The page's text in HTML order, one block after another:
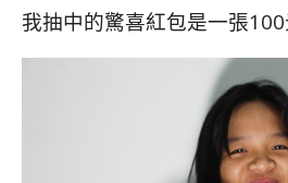
我抽中的驚喜紅包是一張